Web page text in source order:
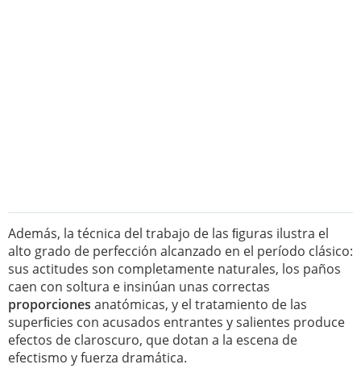
Además, la técnica del trabajo de las ﬁguras ilustra el
alto grado de perfección alcanzado en el período clásico:
sus actitudes son completamente naturales, los paños
caen con soltura e insinúan unas correctas
proporciones anatómicas, y el tratamiento de las
superﬁcies con acusados entrantes y salientes produce
efectos de claroscuro, que dotan a la escena de
efectismo y fuerza dramática.